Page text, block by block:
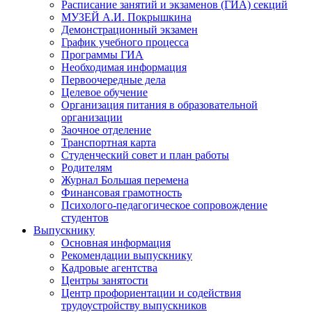
Расписание занятий и экзаменов (ГИА) секций
МУЗЕЙ А.И. Покрышкина
Демонстрационный экзамен
График учебного процесса
Программы ГИА
Необходимая информация
Первоочередные дела
Целевое обучение
Организация питания в образовательной
организации
Заочное отделение
Транспортная карта
Студенческий совет и план работы
Родителям
Журнал Большая перемена
Финансовая грамотность
Психолого-педагогическое сопровождение
студентов
Выпускнику
Основная информация
Рекомендации выпускнику
Кадровые агентства
Центры занятости
Центр профориентации и содействия
трудоустройству выпускников